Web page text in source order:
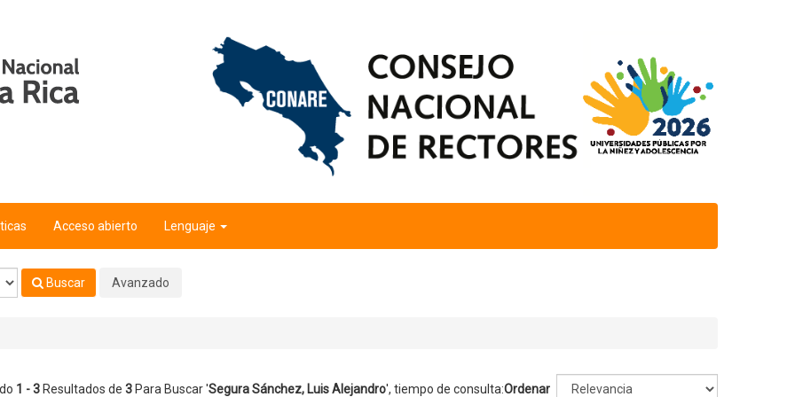
Acceso abierto Lenguaje
Buscar Avanzado
1 - 3Resultados de 3Para Buscar 'Segura Sánchez, Luis Alejandro', tiempo de consulta:Ordenar